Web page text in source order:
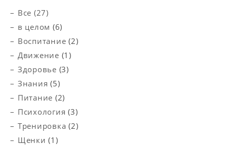
Все (27)
в целом (6)
Воспитание (2)
Движение (1)
Здоровье (3)
Знания (5)
Питание (2)
Психология (3)
Тренировка (2)
Щенки (1)